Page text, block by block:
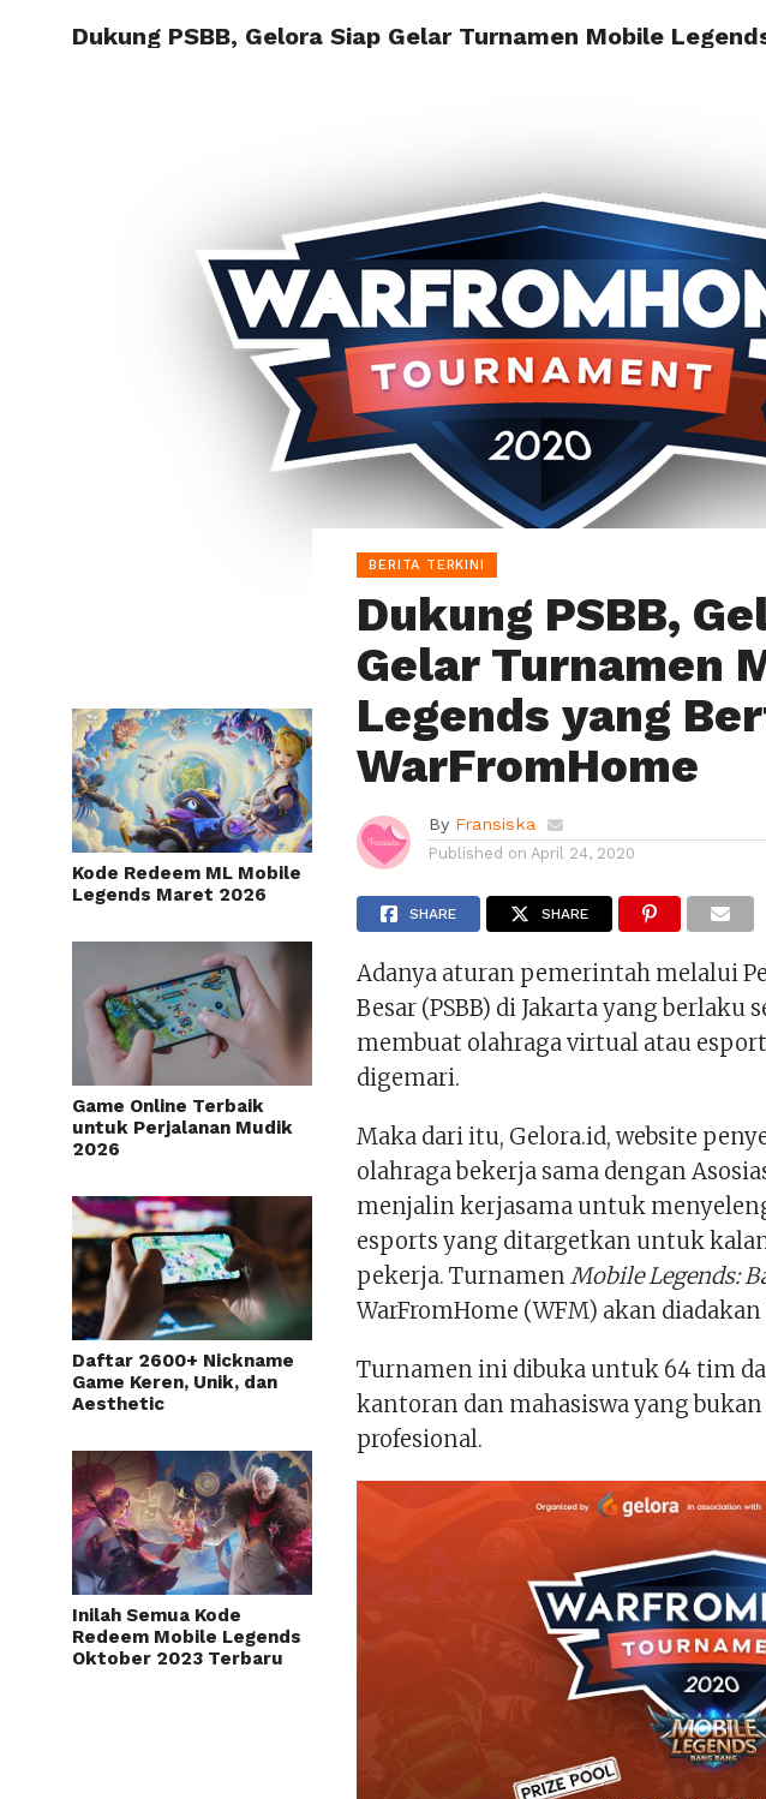
HOME BERITA TIPS & TRIK
Dukung PSBB, Gelora Siap Gelar Turnamen Mobile
Kode Redeem ML Mobile
Legends Maret 2026
Game Online Terbaik
untuk Perjalanan Mudik
2026
Daftar 2600+ Nickname
Game Keren, Unik, dan
Aesthetic
Inilah Semua Kode
Redeem Mobile Legends
Oktober 2023 Terbaru
BERITA TERKINI
Dukung PSBB,
Gelar Turnamen
Legends yang
WarFromHome
By Fransiska
Published on April 24, 2020
SHARE SHARE
Adanya aturan pemerintah melalui
Besar (PSBB) di Jakarta yang berlaku
membuat olahraga virtual atau
digemari.
Maka dari itu, Gelora.id, website
olahraga bekerja sama dengan
menjalin kerjasama untuk
esports yang ditargetkan untuk
pekerja. TurnamenMobile Legends:
WarFromHome (WFM) akan
Turnamen ini dibuka untuk 64 tim
kantoran dan mahasiswa yang
profesional.